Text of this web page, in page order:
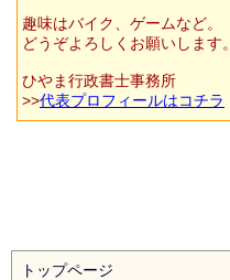
趣味はバイク、ゲームなど。
どうぞよろしくお願いします。
ひやま行政書士事務所
>>代表プロフィールはコチラ
トップページ